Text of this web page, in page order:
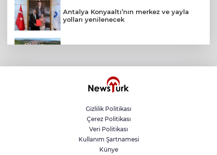
Antalya Konyaaltı’nın merkez ve yayla
yolları yenilenecek
ABB'den mevsimlik tarım işçilerine
sağlık buluşması
Şampiyonlar, İETT ile İstanbul’da
Gizlilik Politikası
Çerez Politikası
Veri Politikası
Kullanım Şartnamesi
Künye